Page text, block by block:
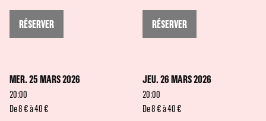
RÉSERVER RÉSERVER
MER. 25 MARS 2026
20:00
De 8 € à 40 €
JEU. 26 MARS 2026
20:00
De 8 € à 40 €